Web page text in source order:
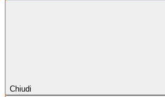
Chiudi